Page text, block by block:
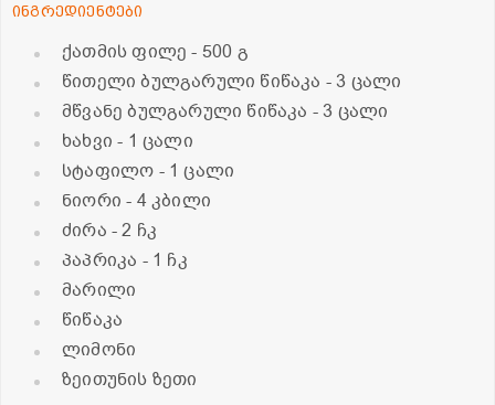
ინგრედიენტები
ქათმის ფილე- 500 გ
წითელი ბულგარული წიწაკა - 3 ცალი
მწვანე ბულგარული წიწაკა - 3 ცალი
ხახვი- 1 ცალი
სტაფილო - 1 ცალი
ნიორი- 4 კბილი
ძირა - 2 ჩკ
პაპრიკა - 1 ჩკ
მარილი
წიწაკა
ლიმონი
ზეითუნის ზეთი